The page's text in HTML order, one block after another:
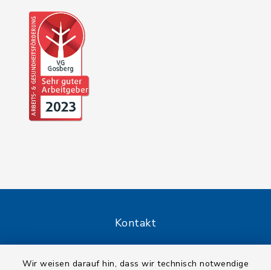
Wir weisen darauf hin, dass wir technisch notwendige
Kontakt